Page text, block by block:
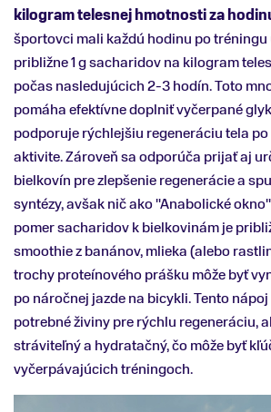
kilogram telesnej hmotnosti za
športovci mali každú hodinu po
približne 1 g sacharidov na kilogram
počas nasledujúcich 2-3 hodín. Toto
pomáha efektívne doplniť vyčerpané
podporuje rýchlejšiu regeneráciu tela
aktivite. Zároveň sa odporúča prijať aj
bielkovín pre zlepšenie regenerácie a
syntézy, avšak nič ako ''Anabolické
pomer sacharidov k bielkovinám je
smoothie z banánov, mlieka (alebo
trochy proteínového prášku môže byť
po náročnej jazde na bicykli. Tento
potrebné živiny pre rýchlu regeneráciu,
stráviteľný a hydratačný, čo môže byť
vyčerpávajúcich tréningoch.